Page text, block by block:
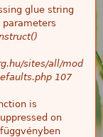
glue string
sites/all/mod
107
is
on
függvényben